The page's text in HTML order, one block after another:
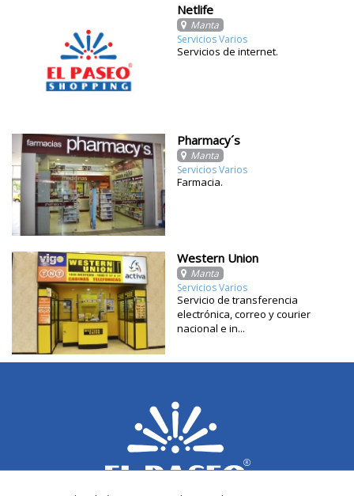
Netlife
Manta
Servicios Varios
Servicios de internet.
Pharmacy´s
Manta
Servicios Varios
Farmacia.
Western Union
Manta
Servicios Varios
Servicio de transferencia
electrónica, correo y courier
nacional e in...